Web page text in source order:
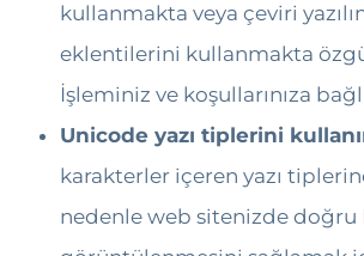
kullanmakta veya çeviri
eklentilerini kullanmakta
İşleminiz ve koşullarınıza
Unicode yazı tiplerini
karakterler içeren yazı
nedenle web sitenizde